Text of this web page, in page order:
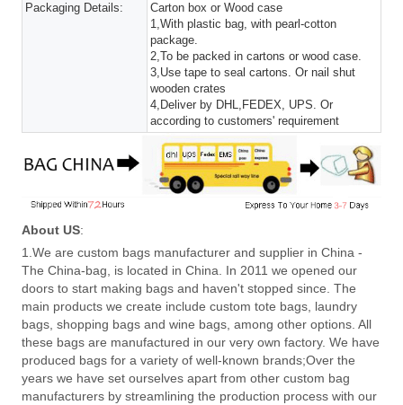
Packaging Details:
Carton box or Wood case
1,With plastic bag, with pearl-cotton
package.
2,To be packed in cartons or wood case.
3,Use tape to seal cartons. Or nail shut
wooden crates
4,Deliver by DHL,FEDEX, UPS. Or
according to customers' requirement
About US:
1.We are custom bags manufacturer and supplier in China -
The China-bag, is located in China. In 2011 we opened our
doors to start making bags and haven't stopped since. The
main products we create include custom tote bags, laundry
bags, shopping bags and wine bags, among other options. All
these bags are manufactured in our very own factory. We have
produced bags for a variety of well-known brands;Over the
years we have set ourselves apart from other custom bag
manufacturers by streamlining the production process with our